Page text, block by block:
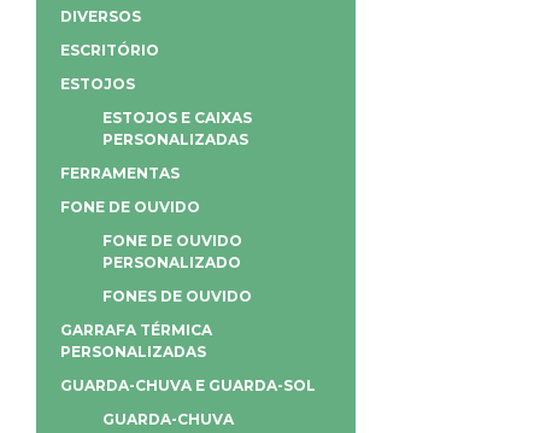
DIVERSOS
ESCRITÓRIO
ESTOJOS
ESTOJOS E CAIXAS
PERSONALIZADAS
FERRAMENTAS
FONE DE OUVIDO
FONE DE OUVIDO
PERSONALIZADO
FONES DE OUVIDO
GARRAFA TÉRMICA
PERSONALIZADAS
GUARDA-CHUVA E GUARDA-SOL
GUARDA-CHUVA